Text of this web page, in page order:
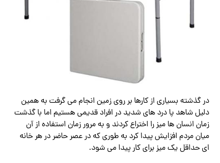
در گذشته بسیاری از کارها بر روی زمین انجام می گرفت به همین
دلیل شاهد پا درد های شدید در افراد قدیمی هستیم اما با گذشت
زمان انسان ها میز را اختراع کردند و به مرور زمان استفاده از آن
میان مردم افزایش پیدا کرد به طوری که در عصر حاضر در هر خانه
ای حداقل یک میز برای کار پیدا می شود.